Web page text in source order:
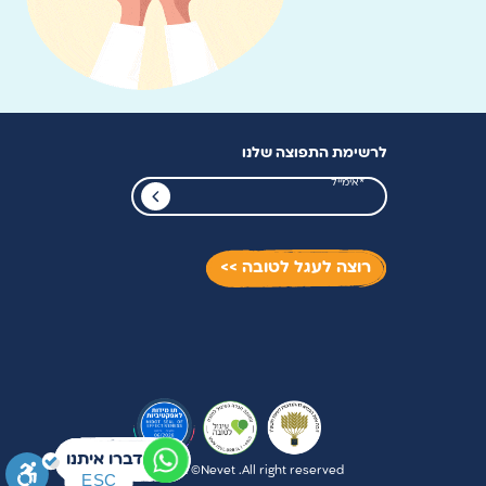
דברו איתנו
דברו איתנו
לרשימת התפוצה שלנו
רוצה לעגל לטובה >>
Copyright ©Nevet .All right reserved
ESC